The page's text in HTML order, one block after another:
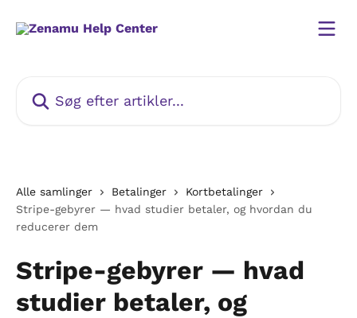
Alle samlinger Betalinger
Kortbetalinger
Stripe-gebyrer — hvad studier betaler, og hvordan du
reducerer dem
Stripe-gebyrer — hvad
studier betaler, og